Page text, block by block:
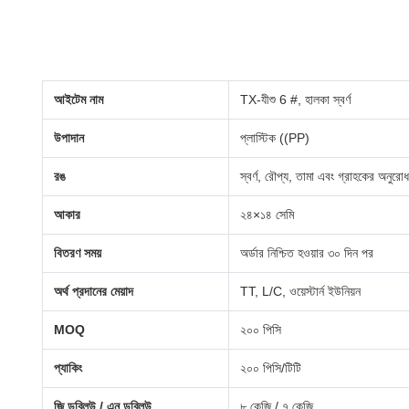
আইটেম নাম TX-যীশু 6 #, হালকা স্বর্ণ
উপাদান প্লাস্টিক ((PP)
রঙ স্বর্ণ, রৌপ্য, তামা এবং গ্রাহকের
আকার ২৪×১৪ সেমি
বিতরণ সময় অর্ডার নিশ্চিত হওয়ার ৩০ দিন পর
অর্থ প্রদানের মেয়াদ TT, L/C, ওয়েস্টার্ন ইউনিয়ন
MOQ ২০০ পিসি
প্যাকিং ২০০ পিসি/টিটি